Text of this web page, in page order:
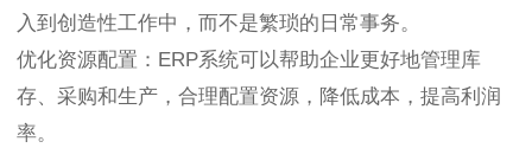
入到创造性工作中，而不是繁琐的日常事务。
优化资源配置：ERP系统可以帮助企业更好地管理库
存、采购和生产，合理配置资源，降低成本，提高利润
率。